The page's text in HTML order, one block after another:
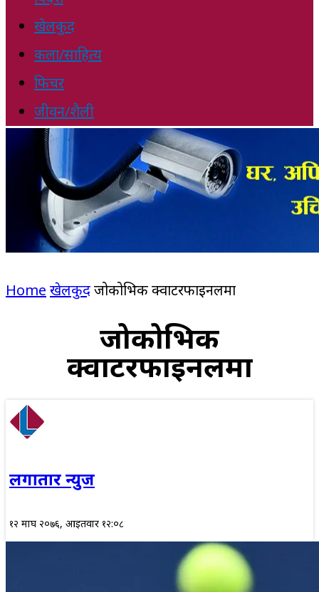
खेलकुद
कला/साहित्य
फिचर
जीवन/शैली
Home खेलकुदजोकोभिक क्वाटरफाइनलमा
जोकोभिक
क्वाटरफाइनलमा
लगातार न्युज
१२ माघ २०७६, आईतवार १२:०८